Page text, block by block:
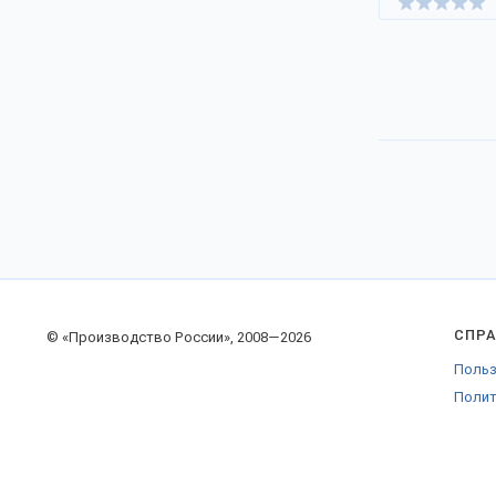
© «Производство России», 2008—2026